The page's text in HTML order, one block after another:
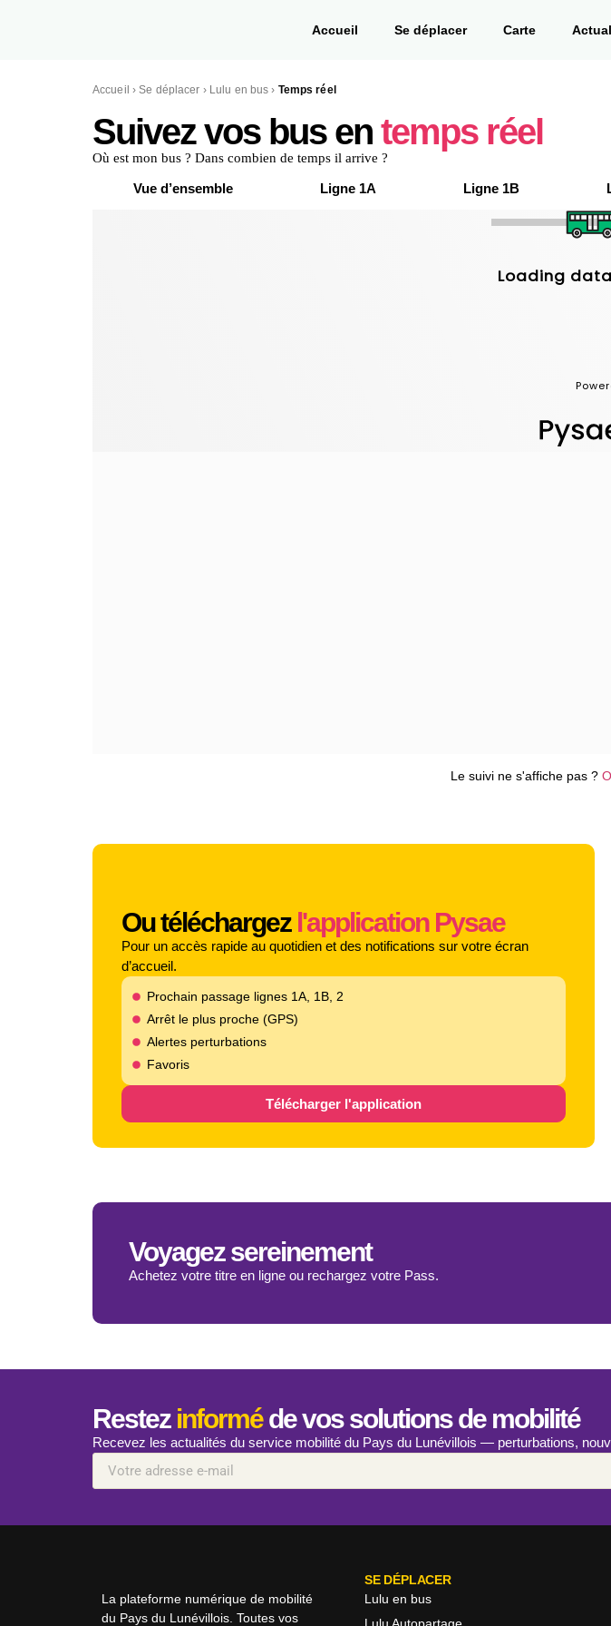
Accueil Se déplacer Carte
Accueil ›Se déplacer › Lulu en bus › Temps réel
Suivez vos bus en temps réel
Où est mon bus ? Dans combien de temps il arrive ?
Vue d’ensemble Ligne 1A Ligne 1B
Le suivi ne s'affiche pas ?
Ou téléchargez l'application Pysae
Pour un accès rapide au quotidien et des notifications sur votre écran
d’accueil.
Prochain passage lignes 1A, 1B, 2
Arrêt le plus proche (GPS)
Alertes perturbations
Favoris
Télécharger l'application
Voyagez sereinement
Achetez votre titre en ligne ou rechargez votre Pass.
Restez informéde vos solutions de mobilité
Recevez les actualités du service mobilité du Pays du Lunévillois — perturbations,
La plateforme numérique de mobilité
du Pays du Lunévillois. Toutes vos
SE DÉPLACER
Lulu en bus